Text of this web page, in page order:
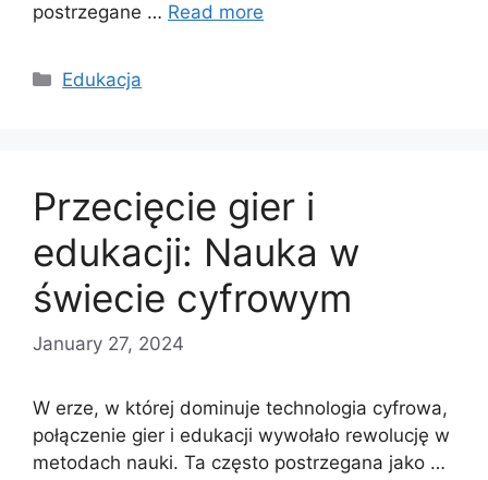
postrzegane … Read more
Categories
Edukacja
Przecięcie gier i
edukacji: Nauka w
świecie cyfrowym
January 27, 2024
W erze, w której dominuje technologia cyfrowa,
połączenie gier i edukacji wywołało rewolucję w
metodach nauki. Ta często postrzegana jako …